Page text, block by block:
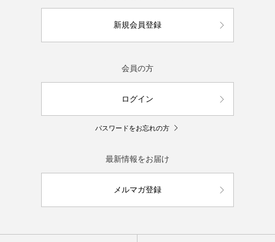
新規会員登録
会員の方
ログイン
パスワードをお忘れの方
最新情報をお届け
メルマガ登録